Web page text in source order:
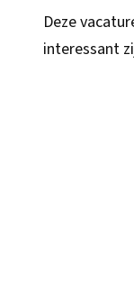
Deze
interessant